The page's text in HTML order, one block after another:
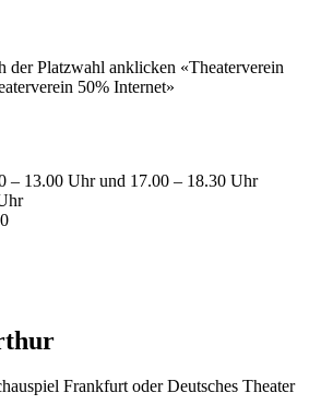
der Platzwahl anklicken «Theaterverein
50% Internet»
– 13.00 Uhr und 17.00 – 18.30 Uhr
Frankfurt oder Deutsches Theater